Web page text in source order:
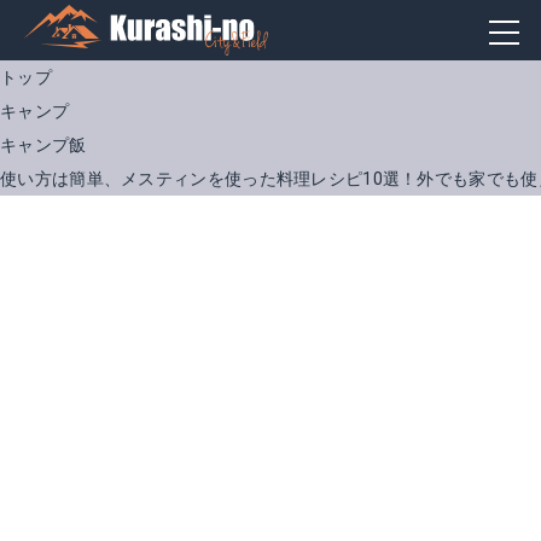
トップ
キャンプ
キャンプ飯
使い方は簡単、メスティンを使った料理レシピ10選！外でも家でも